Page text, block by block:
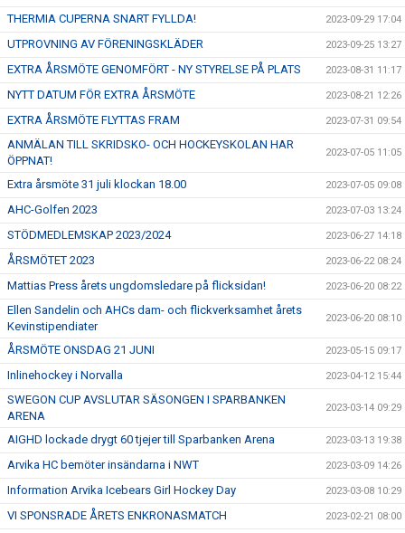
THERMIA CUPERNA SNART FYLLDA! 2023-09-29 17:04
UTPROVNING AV FÖRENINGSKLÄDER 2023-09-25 13:27
EXTRA ÅRSMÖTE GENOMFÖRT - NY STYRELSE PÅ PLATS 2023-08-31 11:17
NYTT DATUM FÖR EXTRA ÅRSMÖTE 2023-08-21 12:26
EXTRA ÅRSMÖTE FLYTTAS FRAM 2023-07-31 09:54
ANMÄLAN TILL SKRIDSKO- OCH HOCKEYSKOLAN HAR
ÖPPNAT!
2023-07-05 11:05
Extra årsmöte 31 juli klockan 18.00 2023-07-05 09:08
AHC-Golfen 2023 2023-07-03 13:24
STÖDMEDLEMSKAP 2023/2024 2023-06-27 14:18
ÅRSMÖTET 2023 2023-06-22 08:24
Mattias Press årets ungdomsledare på flicksidan! 2023-06-20 08:22
Ellen Sandelin och AHCs dam- och flickverksamhet årets
Kevinstipendiater
2023-06-20 08:10
ÅRSMÖTE ONSDAG 21 JUNI 2023-05-15 09:17
Inlinehockey i Norvalla 2023-04-12 15:44
SWEGON CUP AVSLUTAR SÄSONGEN I SPARBANKEN
ARENA
2023-03-14 09:29
AIGHD lockade drygt 60 tjejer till Sparbanken Arena 2023-03-13 19:38
Arvika HC bemöter insändarna i NWT 2023-03-09 14:26
Information Arvika Icebears Girl Hockey Day 2023-03-08 10:29
VI SPONSRADE ÅRETS ENKRONASMATCH 2023-02-21 08:00